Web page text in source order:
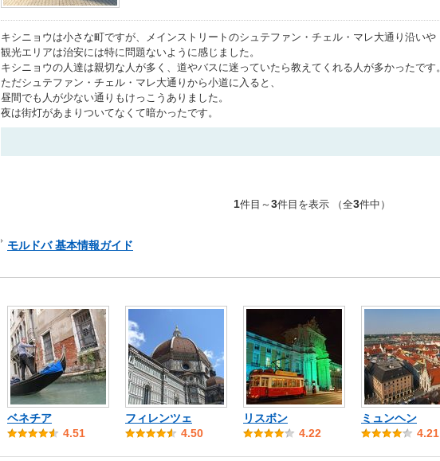
キシニョウは小さな町ですが、メインストリートのシュテファン・チェル・マレ大通り沿いや
観光エリアは治安には特に問題ないように感じました。
キシニョウの人達は親切な人が多く、道やバスに迷っていたら教えてくれる人が多かったです。
ただシュテファン・チェル・マレ大通りから小道に入ると、
昼間でも人が少ない通りもけっこうありました。
夜は街灯があまりついてなくて暗かったです。
1件目～3件目を表示 （全3件中）
モルドバ 基本情報ガイド
ベネチア
4.51
フィレンツェ
4.50
リスボン
4.22
ミュンヘン
4.21